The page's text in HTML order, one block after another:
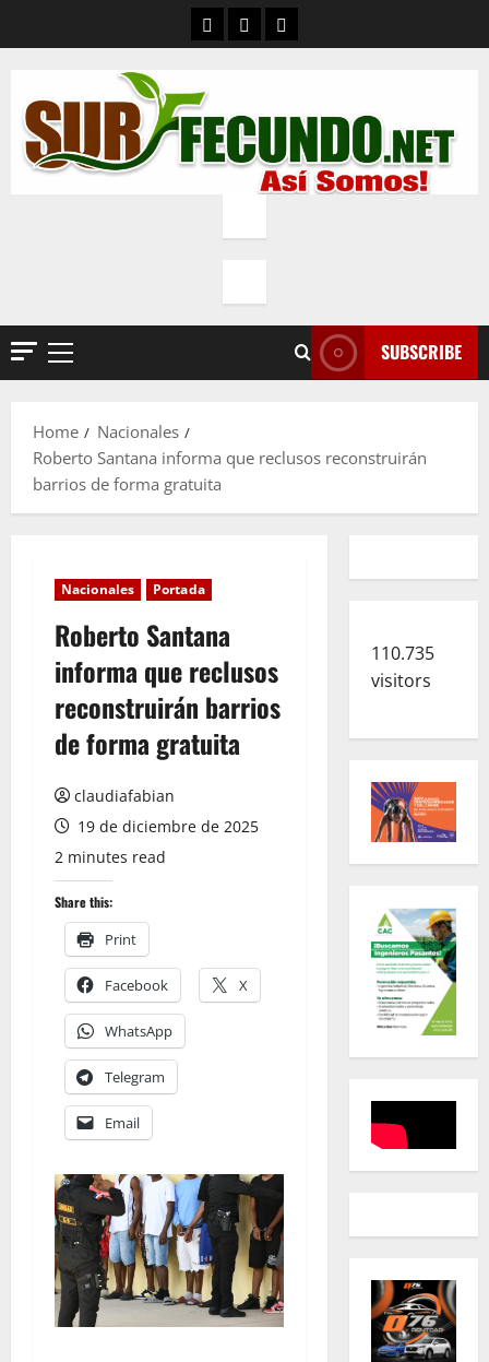
ContactoQuienes Somos
Política de privacidad
Primary
SUBSCRIBE
Home
Nacionales
Roberto Santana informa que reclusos reconstruirán
barrios de forma gratuita
Nacionales Portada
Roberto Santana
informa que reclusos
reconstruirán barrios
de forma gratuita
claudiafabian
19 de diciembre de 2025
2 minutes read
Share this:
Print
Facebook X
WhatsApp
Telegram
Email
110.735
visitors